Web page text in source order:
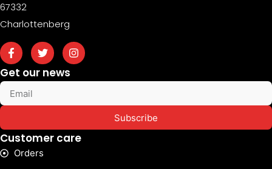
67332
Charlottenberg
Get our news
Subscribe
Customer care
Orders